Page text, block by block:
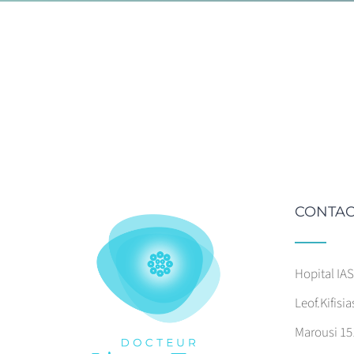
Hopital
Marousi